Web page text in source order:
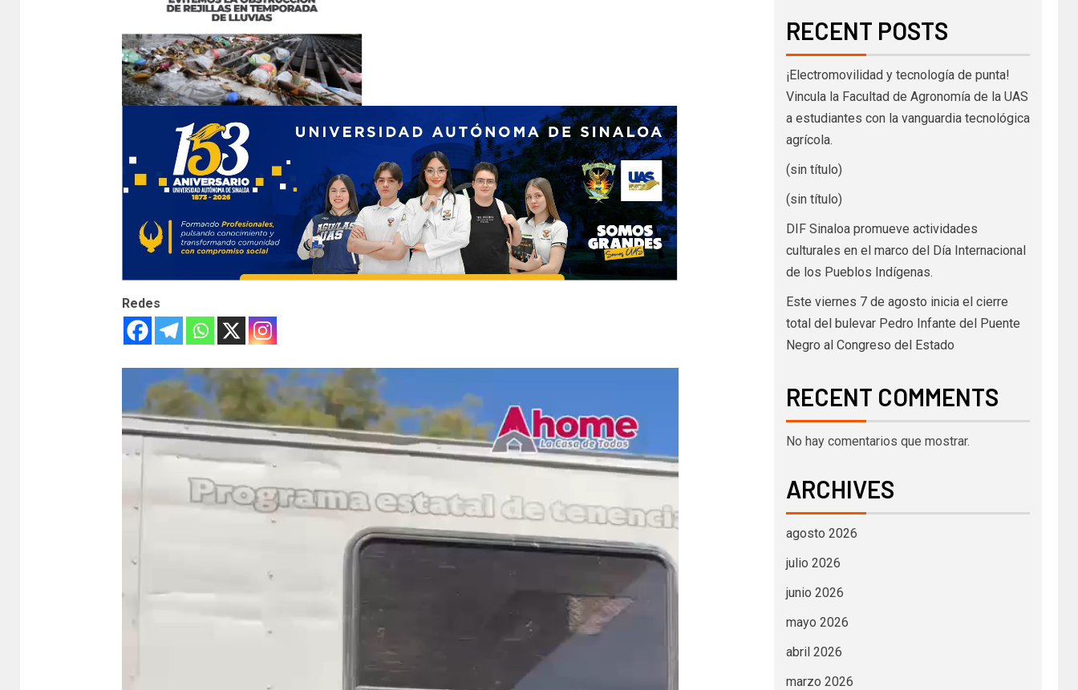
Redes
RECENT POSTS
¡Electromovilidad y tecnología de punta!
Vincula la Facultad de Agronomía de la UAS
a estudiantes con la vanguardia tecnológica
agrícola.
(sin título)
(sin título)
DIF Sinaloa promueve actividades
culturales en el marco del Día Internacional
de los Pueblos Indígenas.
Este viernes 7 de agosto inicia el cierre
total del bulevar Pedro Infante del Puente
Negro al Congreso del Estado
RECENT COMMENTS
No hay comentarios que mostrar.
ARCHIVES
agosto 2026
julio 2026
junio 2026
mayo 2026
abril 2026
marzo 2026